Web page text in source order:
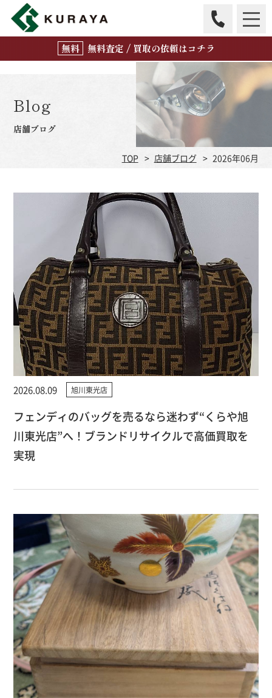
無料査定 / 買取の依頼はコチラ
Blog
店舗ブログ
TOP 店舗ブログ 2026年06月
2026.08.09 旭川東光店
フェンディのバッグを売るなら迷わず“くらや旭
川東光店”へ！ブランドリサイクルで高価買取を
実現